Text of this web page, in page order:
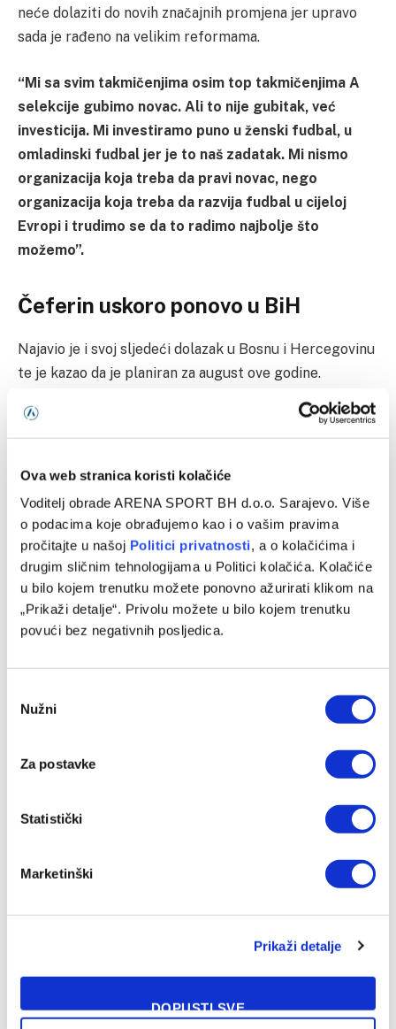
Ova web stranica koristi kolačiće
Voditelj obrade ARENA SPORT BH d.o.o. Sarajevo. Više
o podacima koje obrađujemo kao i o vašim pravima
pročitajte u našoj Politici privatnosti, a o kolačićima i
drugim sličnim tehnologijama u Politici kolačića. Kolačiće
u bilo kojem trenutku možete ponovno ažurirati klikom na
„Prikaži detalje“. Privolu možete u bilo kojem trenutku
povući bez negativnih posljedica.
Selection
Nužni
Za postavke
Statistički
Marketinški
Prikaži detalje
DOPUSTI SVE
neće dolaziti do novih značajnih promjena jer upravo
sada je rađeno na velikim reformama.
“Mi sa svim takmičenjima osim top takmičenjima A
selekcije gubimo novac. Ali to nije gubitak, već
investicija. Mi investiramo puno u ženski fudbal, u
omladinski fudbal jer je to naš zadatak. Mi nismo
organizacija koja treba da pravi novac, nego
organizacija koja treba da razvija fudbal u cijeloj
Evropi i trudimo se da to radimo najbolje što
možemo”.
Čeferin uskoro ponovo u BiH
Najavio je i svoj sljedeći dolazak u Bosnu i Hercegovinu
te je kazao da je planiran za august ove godine.
“Volim da dođem u Sarajevo, u Bosnu i Hercegovinu.
Doći ću još jednom u avgustu kada će biti Sportske
igre mladih, koje podržava UEFA i ja lično. Mislim da
Slovenije, Hrvatske, Bosne i Hercegovine, Srbije
susreću i ne zanima ih šta pričaju političari, nego su
oni prijatelji i to je bit sporta”.
Proteklih godina bilo je puno promjena u UEFA-i. Kako
kaže predsjednik ove organizacije, bilo je puno izazova,
“Malo sam stariji zbog tih stvari. Imali smo puno